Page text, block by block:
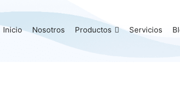
Inicio Nosotros Productos Servicios